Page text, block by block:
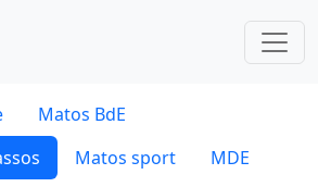
Matos BdE
Matos sport
MDE